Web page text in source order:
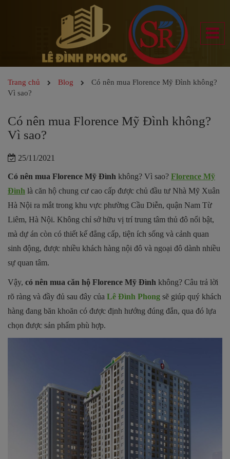
Trang chủ Blog
Có nên mua Florence Mỹ Đình không?
Vì sao?
Có nên mua Florence Mỹ Đình không?
Vì sao?
25/11/2021
Có nên mua Florence Mỹ Đình không? Vì sao? Florence Mỹ
Đình là căn hộ chung cư cao cấp được chủ đầu tư Nhà Mỹ Xuân
Hà Nội ra mắt trong khu vực phường Cầu Diễn, quận Nam Từ
Liêm, Hà Nội. Không chỉ sở hữu vị trí trung tâm thủ đô nổi bật,
mà dự án còn có thiết kế đẳng cấp, tiện ích sống và cảnh quan
sinh động, được nhiều khách hàng nội đô và ngoại đô dành nhiều
sự quan tâm.
Vậy, có nên mua căn hộ Florence Mỹ Đình không? Câu trả lời
rõ ràng và đầy đủ sau đây của Lê Đình Phong sẽ giúp quý khách
hàng đang băn khoăn có được định hướng đúng đắn, qua đó lựa
chọn được sản phẩm phù hợp.